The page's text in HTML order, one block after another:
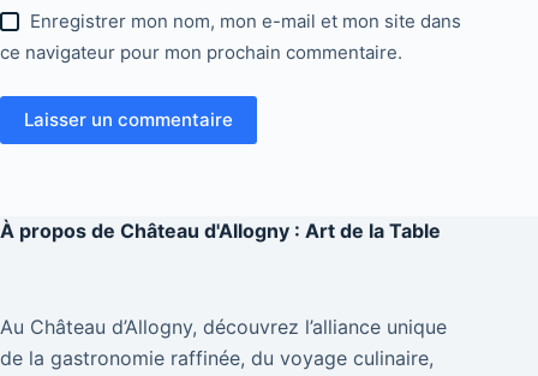
Enregistrer mon nom, mon e-mail et mon site dans
ce navigateur pour mon prochain commentaire.
Laisser un commentaire
À propos de Château d'Allogny : Art de la Table
Au Château d’Allogny, découvrez l’alliance unique
de la gastronomie raffinée, du voyage culinaire,